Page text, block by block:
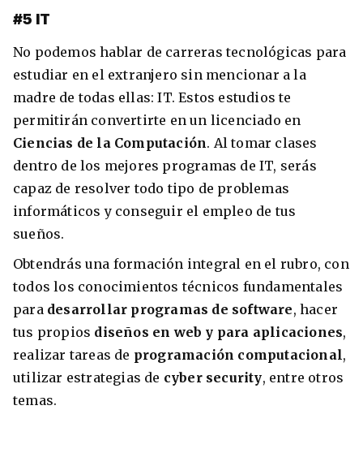
#5 IT
No podemos hablar de carreras tecnológicas para
estudiar en el extranjero sin mencionar a la
madre de todas ellas: IT. Estos estudios te
permitirán convertirte en un licenciado en
Ciencias de la Computación. Al tomar clases
dentro de los mejores programas de IT, serás
capaz de resolver todo tipo de problemas
informáticos y conseguir el empleo de tus
sueños.
Obtendrás una formación integral en el rubro, con
todos los conocimientos técnicos fundamentales
para desarrollar programas de software, hacer
tus propios diseños en web y para aplicaciones,
realizar tareas de programación computacional,
utilizar estrategias de cyber security, entre otros
temas.